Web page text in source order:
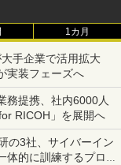
1カ月
大手企業で活用拡大
実装フェーズへ
務提携、社内6000人
RICOH」を展開へ
の3社、サイバーイン
体的に訓練するプログ